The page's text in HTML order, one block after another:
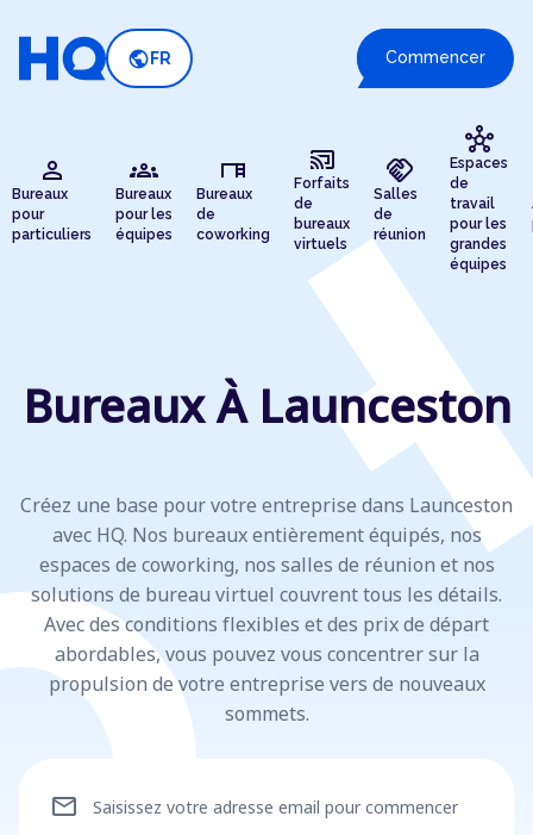
public FR Commencer
person
Bureaux
pour
particuliers
groups
Bureaux
pour les
équipes
desk
Bureaux
de
coworking
cast_connected
Forfaits
de
bureaux
virtuels
handshake
Salles
de
réunion
hub
Espaces
de
travail
pour les
grandes
équipes
Bureaux À Launceston
Créez une base pour votre entreprise dans Launceston
avec HQ. Nos bureaux entièrement équipés, nos
espaces de coworking, nos salles de réunion et nos
solutions de bureau virtuel couvrent tous les détails.
Avec des conditions flexibles et des prix de départ
abordables, vous pouvez vous concentrer sur la
propulsion de votre entreprise vers de nouveaux
sommets.
Saisissez votre adresse email pour commencer
mail